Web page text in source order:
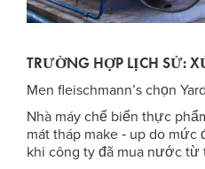
TRƯỜNG HỢP LỊCH SỬ:
Men fleischmann’s chọn
Nhà máy chế biến thực
mát tháp make ‐ up do
khi công ty đã mua nước